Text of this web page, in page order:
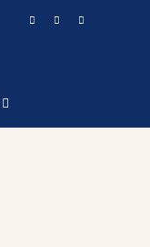
InstagramYouTube